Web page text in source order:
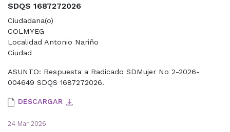
SDQS 1687272026
Ciudadana(o)
COLMYEG
Localidad Antonio Nariño
Ciudad
ASUNTO: Respuesta a Radicado SDMujer No 2-2026-
004649 SDQS 1687272026.
DESCARGAR
24 Mar 2026